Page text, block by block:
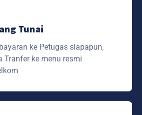
Tunai
ke Petugas siapapun,
Tranfer ke menu resmi